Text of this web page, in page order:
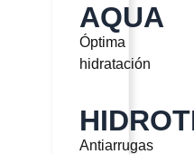
AQUA
Óptima
hidratación
Antiarrugas